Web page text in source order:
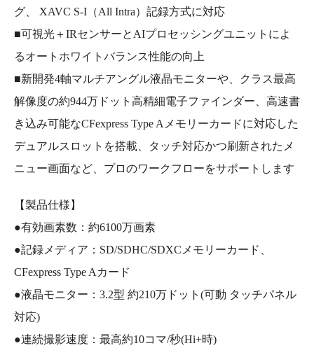
グ、 XAVC S-I（All Intra）記録方式に対応
■可視光＋IRセンサーとAIプロセッシングユニットによ
るオートホワイトバランス性能の向上
■新開発4軸マルチアングル液晶モニターや、クラス最高
解像度の約944万ドット高精細電子ファインダー、高速書
き込み可能なCFexpress Type Aメモリーカードに対応した
デュアルスロットを搭載、タッチ対応かつ刷新されたメ
ニュー画面など、プロのワークフローをサポートします
【製品仕様】
●有効画素数：約6100万画素
●記録メディア：SD/SDHC/SDXCメモリーカード、
CFexpress Type Aカード
●液晶モニター：3.2型 約210万ドット(可動 タッチパネル
対応)
●連続撮影速度：最高約10コマ/秒(Hi+時)